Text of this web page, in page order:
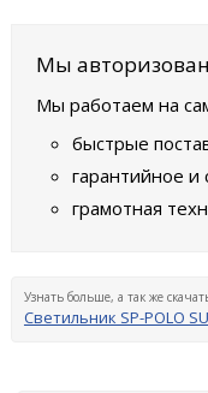
Мы
Мы работаем на
быстрые
гарантийное и
грамотная
Узнать больше, а так же
Светильник SP-POLO